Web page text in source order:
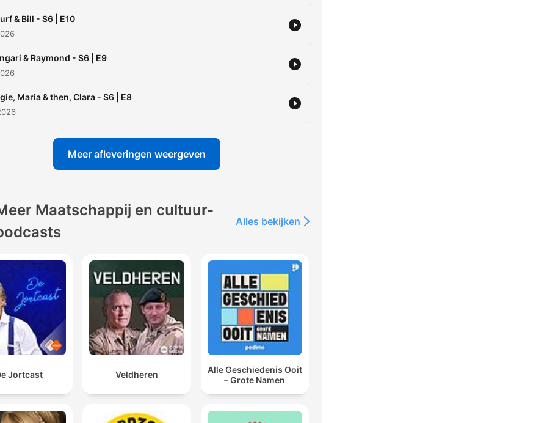
& Bill - S6 | E10
& Raymond - S6 | E9
Maria & then, Clara - S6 | E8
Meer afleveringen weergeven
Maatschappij en cultuur-
Alles bekijken
Jortcast Veldheren
Alle Geschiedenis Ooit
– Grote Namen